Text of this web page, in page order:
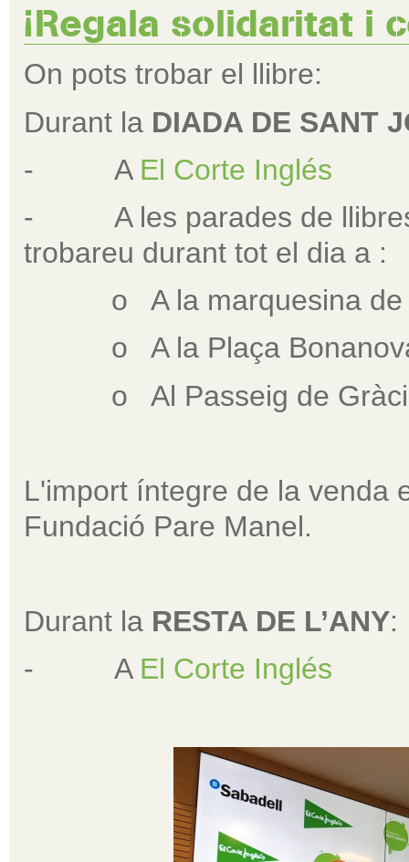
¡Regala solidaritat i
On pots trobar el llibre:
Durant la DIADA DE SANT
- A El Corte Inglés
- A les parades de llibres
trobareu durant tot el dia a :
o A la marquesina de
o A la Plaça
o Al Passeig de
L'import íntegre de la venda
Fundació Pare Manel.
Durant la RESTA DE L’ANY:
- A El Corte Inglés